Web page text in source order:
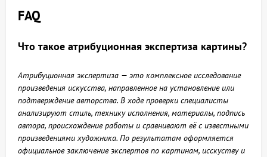
FAQ
Что такое атрибуционная экспертиза картины?
Атрибуционная экспертиза — это комплексное исследование
произведения искусства, направленное на установление или
подтверждение авторства. В ходе проверки специалисты
анализируют стиль, технику исполнения, материалы, подпись
автора, происхождение работы и сравнивают её с известными
произведениями художника. По результатам оформляется
официальное заключение экспертов по картинам, исскуству и